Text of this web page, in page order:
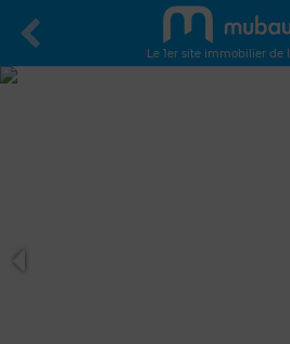
Le 1er site immobilier de